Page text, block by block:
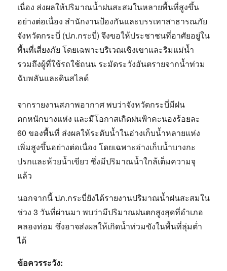
เนื่อง ส่งผลให้ปริมาณน้ำฝนสะสมในหลายพื้นที่สูงขึ้น
อย่างต่อเนื่อง สำนักงานป้องกันและบรรเทาสาธารณภัย
จังหวัดกระบี่ (ปภ.กระบี่) จึงขอให้ประชาชนที่อาศัยอยู่ใน
พื้นที่เสี่ยงภัย โดยเฉพาะบริเวณเชิงเขาและริมแม่น้ำ
รวมถึงผู้ที่ใช้รถใช้ถนน ระมัดระวังอันตรายจากน้ำท่วม
ฉับพลันและดินสไลด์
จากรายงานสภาพอากาศ พบว่าจังหวัดกระบี่มีฝน
ตกหนักบางแห่ง และมีโอกาสเกิดฝนฟ้าคะนองร้อยละ
60 ของพื้นที่ ส่งผลให้ระดับน้ำในอ่างเก็บน้ำหลายแห่ง
เพิ่มสูงขึ้นอย่างต่อเนื่อง โดยเฉพาะอ่างเก็บน้ำบางกะ
ปรกและห้วยน้ำเขียว ซึ่งมีปริมาณน้ำใกล้เต็มความจุ
แล้ว
นอกจากนี้ ปภ.กระบี่ยังได้รายงานปริมาณน้ำฝนสะสมใน
ช่วง 3 วันที่ผ่านมา พบว่ามีปริมาณฝนตกสูงสุดที่อำเภอ
คลองท่อม ซึ่งอาจส่งผลให้เกิดน้ำท่วมขังในพื้นที่ลุ่มต่ำ
ได้
ข้อควรระวัง: